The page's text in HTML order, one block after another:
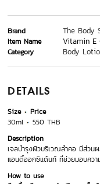
Brand The Body
Item Name Vitamin E
Category Body
DETAILS
Size
Price
30ml
550 THB
Description
เจลบำรุงผิวบริเวณลำคอ มีส่วน
แอนตี้ออกซิแด้นท์ ที่ช่วยมอบควา
How to use